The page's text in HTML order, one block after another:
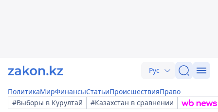
Рус
ПолитикаМирФинансыСтатьиПроисшествияПраво
#Выборы в Курултай
#Казахстан в сравнении